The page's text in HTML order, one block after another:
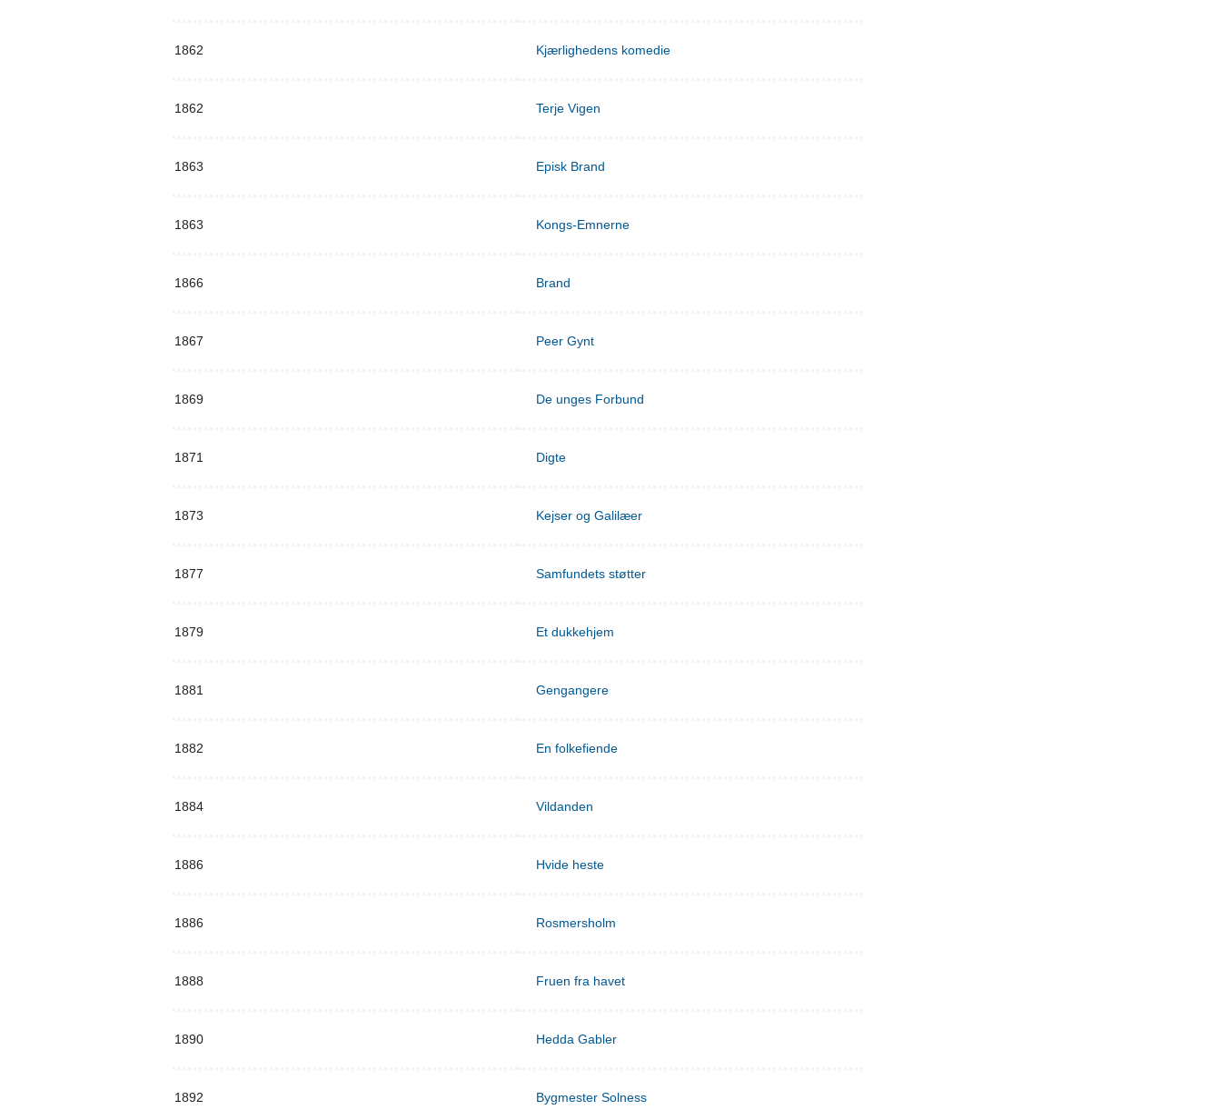
1862 Kjærlighedens komedie
1862 Terje Vigen
1863 Episk Brand
1863 Kongs-Emnerne
1866 Brand
1867 Peer Gynt
1869 De unges Forbund
1871 Digte
1873 Kejser og Galilæer
1877 Samfundets støtter
1879 Et dukkehjem
1881 Gengangere
1882 En folkefiende
1884 Vildanden
1886 Hvide heste
1886 Rosmersholm
1888 Fruen fra havet
1890 Hedda Gabler
1892 Bygmester Solness